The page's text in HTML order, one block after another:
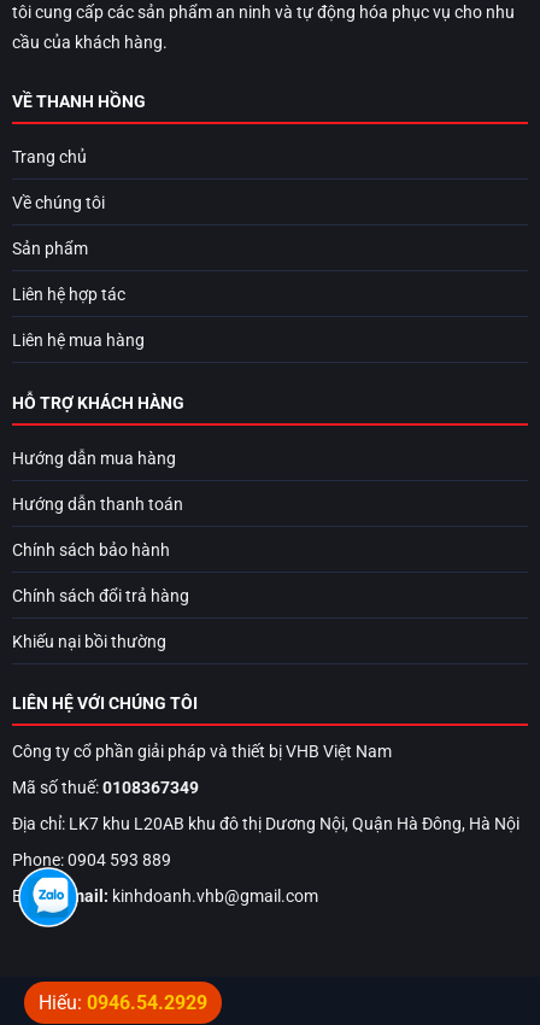
tôi cung cấp các sản phẩm an ninh và tự động hóa phục vụ cho nhu
cầu của khách hàng.
VỀ THANH HỒNG
Trang chủ
Về chúng tôi
Sản phẩm
Liên hệ hợp tác
Liên hệ mua hàng
HỖ TRỢ KHÁCH HÀNG
Hướng dẫn mua hàng
Hướng dẫn thanh toán
Chính sách bảo hành
Chính sách đổi trả hàng
Khiếu nại bồi thường
LIÊN HỆ VỚI CHÚNG TÔI
Công ty cổ phần giải pháp và thiết bị VHB Việt Nam
Mã số thuế:0108367349
Địa chỉ: LK7 khu L20AB khu đô thị Dương Nội, Quận Hà Đông, Hà Nội
Phone: 0904 593 889
Email:Email: kinhdoanh.vhb@gmail.com
Hiếu: 0946.54.2929